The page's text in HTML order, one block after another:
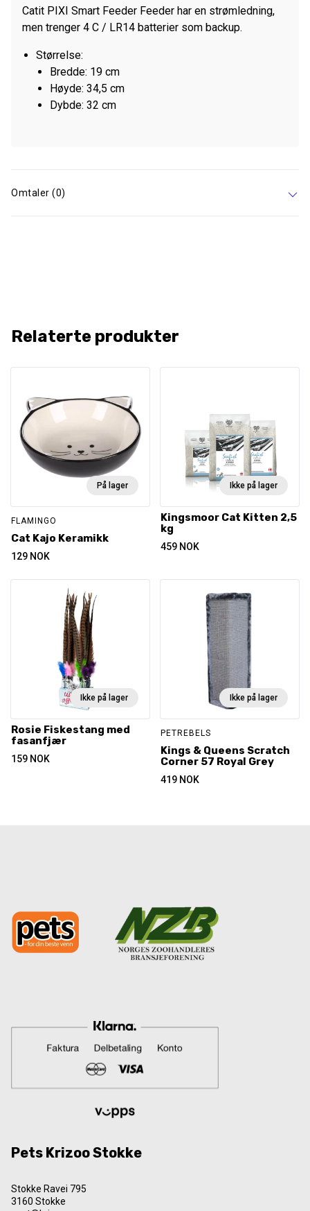
Catit PIXI Smart Feeder Feeder har en strømledning,
men trenger 4 C / LR14 batterier som backup.
Størrelse:
Bredde: 19 cm
Høyde: 34,5 cm
Dybde: 32 cm
Omtaler (0)
Relaterte produkter
På lager
FLAMINGO
Cat Kajo Keramikk
129 NOK
Ikke på lager
Kingsmoor Cat Kitten 2,5
kg
459 NOK
Ikke på lager
Rosie Fiskestang med
fasanfjær
159 NOK
Ikke på lager
PETREBELS
Kings & Queens Scratch
Corner 57 Royal Grey
419 NOK
Pets Krizoo Stokke
Stokke Ravei 795
3160 Stokke